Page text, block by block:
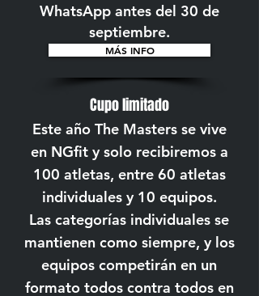
WhatsApp antes del 30 de
septiembre.
Cupo limitado
Este año The Masters se vive
en NGfit y solo recibiremos a
100 atletas, entre 60 atletas
individuales y 10 equipos.
Las categorías individuales se
mantienen como siempre, y los
equipos competirán en un
formato todos contra todos en
MÁS INFO